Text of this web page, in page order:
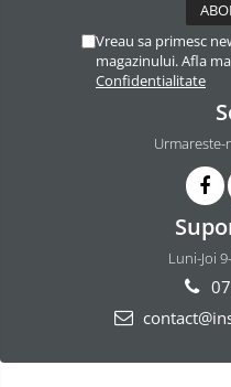
Vreau sa primesc
magazinului. Afla
Confidentialitate
Urmareste-
Luni-Joi